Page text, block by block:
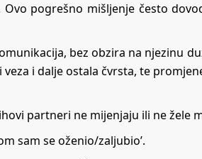
pogrešno mišljenje često
bez obzira na njezinu
i dalje ostala čvrsta, te
partneri ne mijenjaju ili ne žele
sam se oženio/zaljubio’.